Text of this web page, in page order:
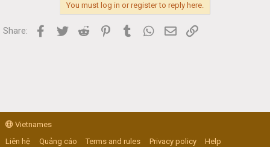
You must log in or register to reply here.
Share: Facebook
Twitter Reddit PinterestTumblr WhatsApp
Email
Vietnames
Liên hệ
Quảng cáo Terms and rules Privacy policy
Help